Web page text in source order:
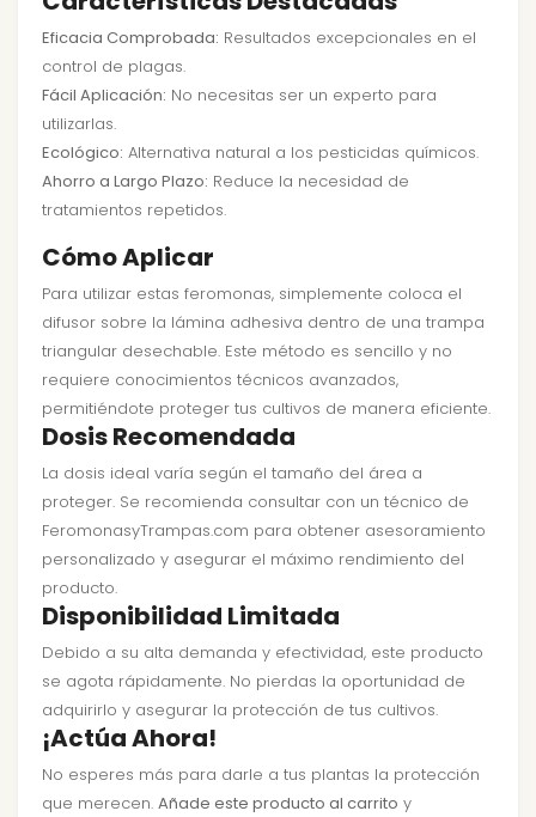
Eficacia Comprobada: Resultados excepcionales en el
control de plagas.
Fácil Aplicación: No necesitas ser un experto para
utilizarlas.
Ecológico: Alternativa natural a los pesticidas químicos.
Ahorro a Largo Plazo: Reduce la necesidad de
tratamientos repetidos.
Cómo Aplicar
Para utilizar estas feromonas, simplemente coloca el
difusor sobre la lámina adhesiva dentro de una trampa
triangular desechable. Este método es sencillo y no
requiere conocimientos técnicos avanzados,
permitiéndote proteger tus cultivos de manera eficiente.
Dosis Recomendada
La dosis ideal varía según el tamaño del área a
proteger. Se recomienda consultar con un técnico de
FeromonasyTrampas.com para obtener asesoramiento
personalizado y asegurar el máximo rendimiento del
producto.
Disponibilidad Limitada
Debido a su alta demanda y efectividad, este producto
se agota rápidamente. No pierdas la oportunidad de
adquirirlo y asegurar la protección de tus cultivos.
¡Actúa Ahora!
No esperes más para darle a tus plantas la protección
que merecen. Añade este producto al carrito y